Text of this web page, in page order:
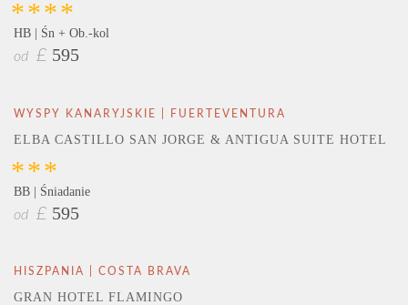
****
HB | Śn + Ob.-kol
od £ 595
WYSPY KANARYJSKIE | FUERTEVENTURA
ELBA CASTILLO SAN JORGE & ANTIGUA SUITE HOTEL
***
BB | Śniadanie
od £ 595
HISZPANIA | COSTA BRAVA
GRAN HOTEL FLAMINGO